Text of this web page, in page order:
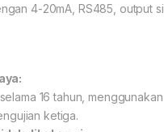
4-20mA, RS485, output
16 tahun,
ketiga.